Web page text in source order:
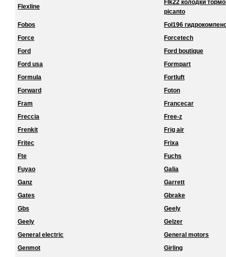
Flexline
Flk22 колодки
picanto
Fobos
Fol196
Force
Forcetech
Ford
Ford boutique
Ford usa
Formpart
Formula
Fortluft
Forward
Foton
Fram
Francecar
Freccia
Free-z
Frenkit
Frig air
Fritec
Frixa
Fte
Fuchs
Fuyao
Galia
Ganz
Garrett
Gates
Gbrake
Gbs
Geely
Geely
Gelzer
General electric
General motors
Genmot
Girling